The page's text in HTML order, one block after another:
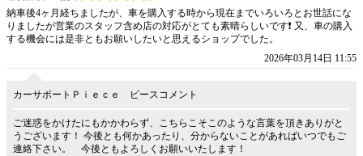
納車後4ヶ月経ちましたが、車を購入する時から現在までいろいろとお世話にな
りましたが営業のスタッフ含め店の対応がとても素晴らしいです❗ 又、車の購入
する機会には是非ともお願いしたいと思えるショップでした。
2026年03月14日 11:55
カーサポートＰｉｅｃｅ ピースコメント
ご迷惑をかけたにもかかわらず、こちらこそこのような言葉を頂きありがと
うございます！ 今後とも何かあったり、分からないことがあればいつでもご
連絡下さい。 今後ともよろしくお願いいたします！